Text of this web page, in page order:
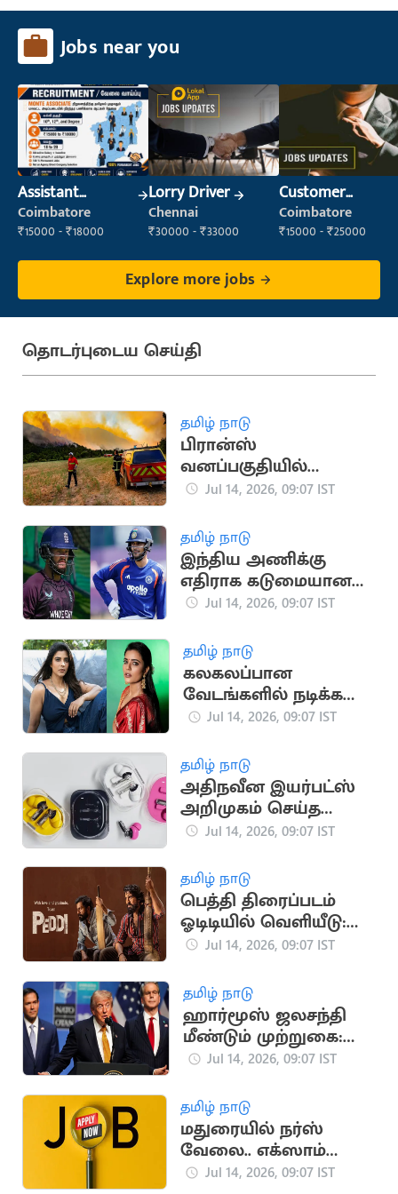
Jobs near you
Assistant
Manager
Coimbatore
₹15000 - ₹18000
Lorry Driver
Chennai
₹30000 - ₹33000
Customer
Service Executive
(Customer
Coimbatore
₹15000 - ₹25000
Explore more jobs
தொடர்புடைய செய்தி
தமிழ் நாடு
பிரான்ஸ்
வனப்பகுதியில்
காட்டுத்தீ: 3,250 ஏக்கர்
Jul 14, 2026, 09:07 IST
தமிழ் நாடு
இந்திய அணிக்கு
எதிராக கடுமையான
சவால்
டக்கெட்
Jul 14, 2026, 09:07 IST
தமிழ் நாடு
கலகலப்பான
வேடங்களில் நடிக்க
ஆசை -ஐஸ்வர்யா
Jul 14, 2026, 09:07 IST
தமிழ் நாடு
அதிநவீன இயர்பட்ஸ்
அறிமுகம் செய்த
நத்திங்!
Jul 14, 2026, 09:07 IST
தமிழ் நாடு
பெத்தி திரைப்படம்
ஓடிடியில் வெளியீடு:
இயக்குநர் புச்சி பாபு
Jul 14, 2026, 09:07 IST
தமிழ் நாடு
ஹார்மூஸ் ஜலசந்தி
மீண்டும் முற்றுகை:
டிரம்ப் அறிவிப்பால்
Jul 14, 2026, 09:07 IST
தமிழ் நாடு
மதுரையில் நர்ஸ்
வேலை.. எக்ஸாம்
கிடையாது
Jul 14, 2026, 09:07 IST